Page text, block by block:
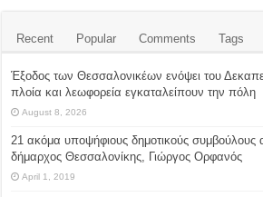
Recent Popular Comments Tags
Έξοδος των Θεσσαλονικέων ενόψει του
πλοία και λεωφορεία εγκαταλείπουν την πόλη
August 8, 2026
21 ακόμα υποψήφιους δημοτικούς
δήμαρχος Θεσσαλονίκης, Γιώργος Ορφανός
April 1, 2019